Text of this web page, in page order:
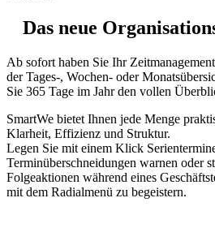
Das neue
Ab sofort haben Sie Ihr
der Tages-, Wochen- oder
Sie 365 Tage im Jahr den vollen
SmartWe bietet Ihnen jede Menge
Klarheit, Effizienz und Struktur.
Legen Sie mit einem Klick
Terminüberschneidungen warnen oder
Folgeaktionen während eines
mit dem Radialmenü zu begeistern.